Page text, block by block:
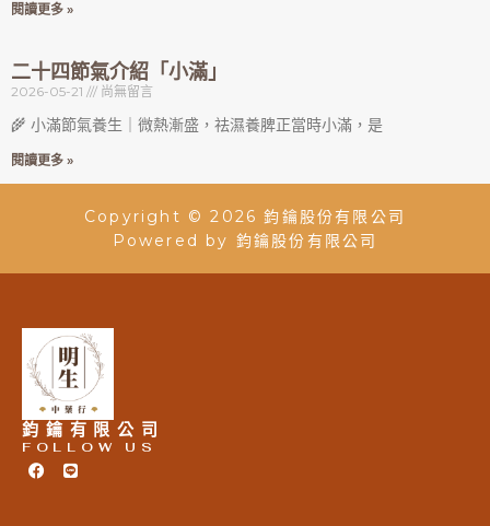
閱讀更多 »
二十四節氣介紹「小滿」
2026-05-21 尚無留言
🌾 小滿節氣養生｜微熱漸盛，祛濕養脾正當時小滿，是
閱讀更多 »
Copyright © 2026 鈞鑰股份有限公司
Powered by 鈞鑰股份有限公司
鈞鑰有限公司
FOLLOW US
F
a
L
i